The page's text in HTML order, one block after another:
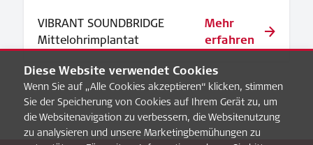
VIBRANT SOUNDBRIDGE
Mittelohrimplantat
Mehr
erfahren
Diese Website verwendet Cookies
Wenn Sie auf „Alle Cookies akzeptieren“ klicken, stimmen
Sie der Speicherung von Cookies auf Ihrem Gerät zu, um
die Websitenavigation zu verbessern, die Websitenutzung
zu analysieren und unsere Marketingbemühungen zu